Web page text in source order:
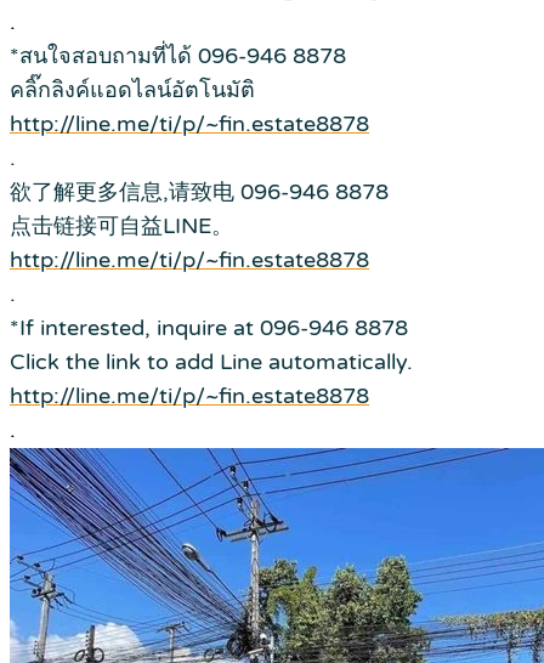
.
*สนใจสอบถามที่ได้ 096-946 8878
คลิ๊กลิงค์แอดไลน์อัตโนมัติ
http://line.me/ti/p/~fin.estate8878
.
欲了解更多信息,请致电 096-946 8878
点击链接可自益LINE。
http://line.me/ti/p/~fin.estate8878
.
*If interested, inquire at 096-946 8878
Click the link to add Line automatically.
http://line.me/ti/p/~fin.estate8878
.